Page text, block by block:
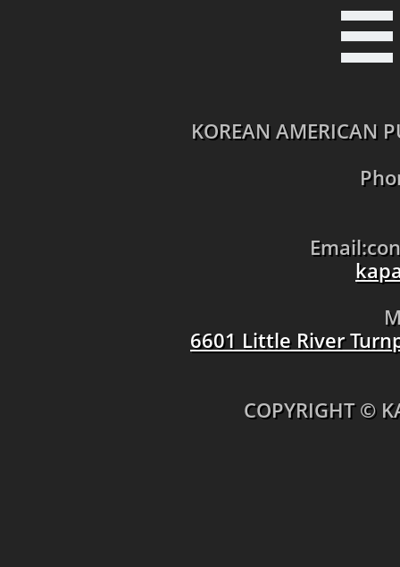
KOREAN AMERICAN
6601 Little River
​COPYRIGHT ©
